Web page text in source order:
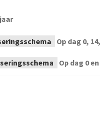
Op dag 0,
Op dag 0 en